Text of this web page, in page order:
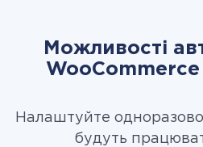
Можливості
Налаштуйте
будуть